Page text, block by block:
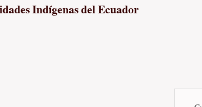
Indígenas del Ecuador